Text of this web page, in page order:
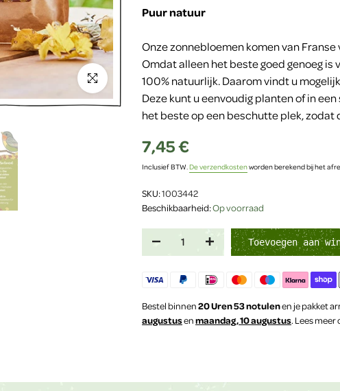
Klik om te vergroten
Puur natuur
Onze zonnebloemen komen van
Omdat alleen het beste goed genoeg is
100% natuurlijk. Daarom vindt u
Deze kunt u eenvoudig planten of in
het beste op een beschutte plek, zodat
7,45 €
Inclusief BTW. De verzendkostenworden berekend bij het
SKU:1003442
Beschikbaarheid:Op voorraad
Toevoegen aan
Bestel binnen20 Uren 53 notulenen je pakket
augustusenmaandag, 10 augustus. Lees